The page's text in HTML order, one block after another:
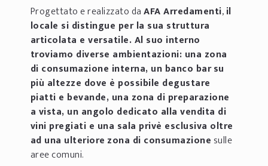
Progettato e realizzato daAFA Arredamenti,il
locale si distingue per la sua struttura
articolata e versatile. Al suo interno
troviamo diverse ambientazioni: una zona
di consumazione interna, un banco barsu
più altezze dove è possibile degustare
piatti e bevande, una zona di preparazione
a vista, un angolo dedicato allavendita di
vini pregiati e una sala privè esclusiva oltre
ad una ulteriore zona di consumazione sulle
aree comuni.